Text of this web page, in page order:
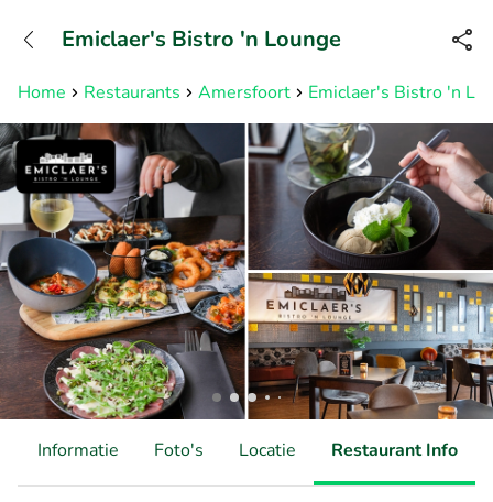
Bereikbaar tot 23:00 uur
Home Restaurants Amersfoort Emiclaer's Bistro 'n
Emiclaer's Bistro 'n Lounge
Informatie Foto's Locatie Restaurant Info